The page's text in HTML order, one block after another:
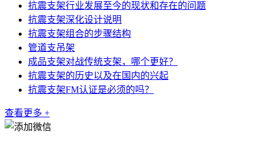
抗震支架行业发展至今的现状和存在的问题
抗震支架深化设计说明
抗震支架组合的步骤结构
管道支吊架
成品支架对战传统支架，哪个更好？
抗震支架的历史以及在国内的兴起
抗震支架FM认证是必须的吗？
查看更多 +